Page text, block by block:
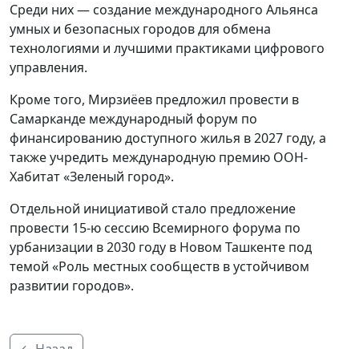
Среди них — создание международного Альянса
умных и безопасных городов для обмена
технологиями и лучшими практиками цифрового
управления.
Кроме того, Мирзиёев предложил провести в
Самарканде международный форум по
финансированию доступного жилья в 2027 году, а
также учредить международную премию ООН-
Хабитат «Зеленый город».
Отдельной инициативой стало предложение
провести 15-ю сессию Всемирного форума по
урбанизации в 2030 году в Новом Ташкенте под
темой «Роль местных сообществ в устойчивом
развитии городов».